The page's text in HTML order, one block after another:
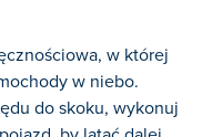
w której
w niebo.
do skoku, wykonuj